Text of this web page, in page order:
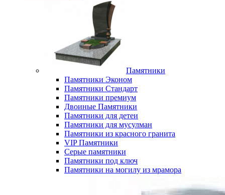
Памятники
Памятники Эконом
Памятники Стандарт
Памятники премиум
Двоиные Памятники
Памятники для детеи
Памятники для мусулман
Памятники из красного гранита
VIP Памятники
Серые памятники
Памятники под ключ
Памятники на могилу из мрамора